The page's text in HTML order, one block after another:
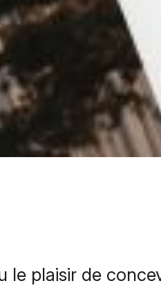
(SEA/SMA)
(SMM)
mail
le plaisir de